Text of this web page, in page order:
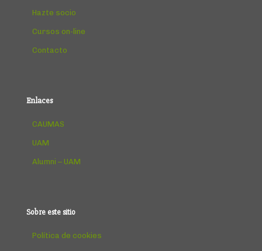
Hazte socio
Cursos on-line
Contacto
Enlaces
CAUMAS
UAM
Alumni – UAM
Sobre este sitio
Política de cookies